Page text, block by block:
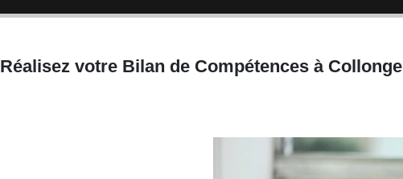
Réalisez votre Bilan de Compétences à Collonge